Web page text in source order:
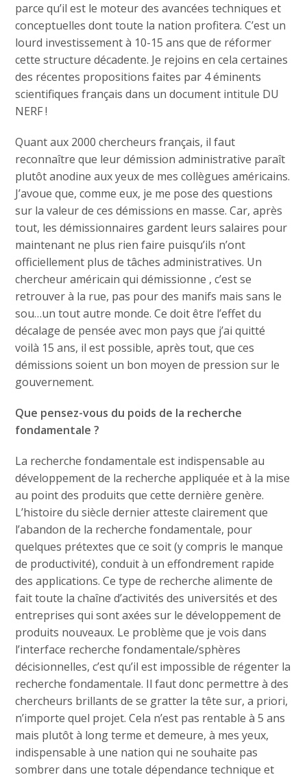
parce qu’il est le moteur des avancées techniques et
conceptuelles dont toute la nation profitera. C’est un
lourd investissement à 10-15 ans que de réformer
cette structure décadente. Je rejoins en cela certaines
des récentes propositions faites par 4 éminents
scientifiques français dans un document intitule DU
NERF !
Quant aux 2000 chercheurs français, il faut
reconnaître que leur démission administrative paraît
plutôt anodine aux yeux de mes collègues américains.
J’avoue que, comme eux, je me pose des questions
sur la valeur de ces démissions en masse. Car, après
tout, les démissionnaires gardent leurs salaires pour
maintenant ne plus rien faire puisqu’ils n’ont
officiellement plus de tâches administratives. Un
chercheur américain qui démissionne , c’est se
retrouver à la rue, pas pour des manifs mais sans le
sou…un tout autre monde. Ce doit être l’effet du
décalage de pensée avec mon pays que j’ai quitté
voilà 15 ans, il est possible, après tout, que ces
démissions soient un bon moyen de pression sur le
gouvernement.
Que pensez-vous du poids de la recherche
fondamentale ?
La recherche fondamentale est indispensable au
développement de la recherche appliquée et à la mise
au point des produits que cette dernière genère.
L’histoire du siècle dernier atteste clairement que
l’abandon de la recherche fondamentale, pour
quelques prétextes que ce soit (y compris le manque
de productivité), conduit à un effondrement rapide
des applications. Ce type de recherche alimente de
fait toute la chaîne d’activités des universités et des
entreprises qui sont axées sur le développement de
produits nouveaux. Le problème que je vois dans
l’interface recherche fondamentale/sphères
décisionnelles, c’est qu’il est impossible de régenter la
recherche fondamentale. Il faut donc permettre à des
chercheurs brillants de se gratter la tête sur, a priori,
n’importe quel projet. Cela n’est pas rentable à 5 ans
mais plutôt à long terme et demeure, à mes yeux,
indispensable à une nation qui ne souhaite pas
sombrer dans une totale dépendance technique et